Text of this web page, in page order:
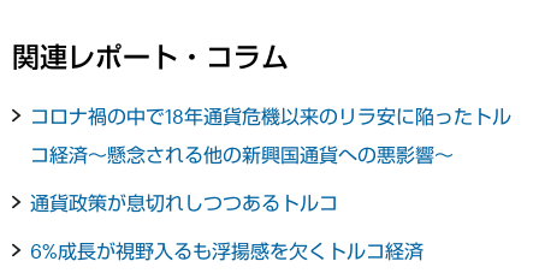
関連レポート・コラム
コロナ禍の中で18年通貨危機以来のリラ安に陥ったトル
コ経済～懸念される他の新興国通貨への悪影響～
通貨政策が息切れしつつあるトルコ
6%成長が視野入るも浮揚感を欠くトルコ経済